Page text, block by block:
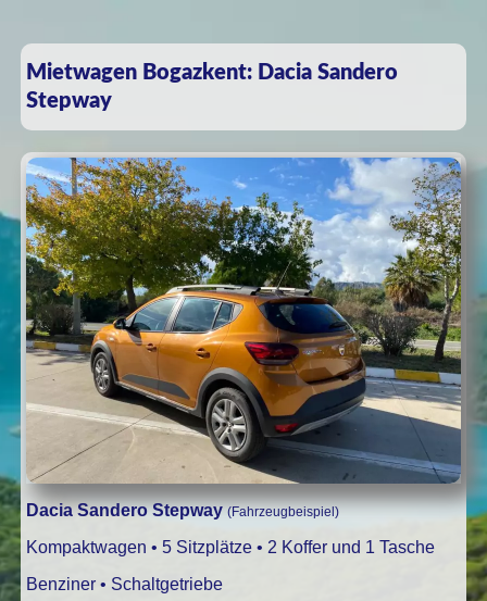
Mietwagen Bogazkent: Dacia Sandero
Stepway
Dacia Sandero Stepway (Fahrzeugbeispiel)
Kompaktwagen • 5 Sitzplätze • 2 Koffer und 1 Tasche
Benziner • Schaltgetriebe